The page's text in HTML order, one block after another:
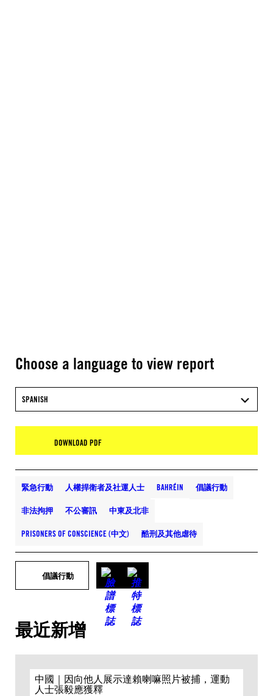
Choose a language to view report
SPANISH
DOWNLOAD PDF
緊急行動 人權捍衛者及社運人士 BAHRÉIN 倡議行動
非法拘押 不公審訊 中東及北非
PRISONERS OF CONSCIENCE (中文) 酷刑及其他虐待
倡議行動
最近新增
中國｜因向他人展示達賴喇嘛照片被捕，運動
人士張毅應獲釋